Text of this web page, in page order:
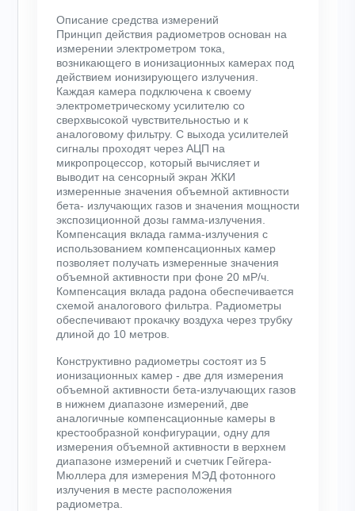
Описание средства измерений
Принцип действия радиометров основан на
измерении электрометром тока,
возникающего в ионизационных камерах под
действием ионизирующего излучения.
Каждая камера подключена к своему
электрометрическому усилителю со
сверхвысокой чувствительностью и к
аналоговому фильтру. С выхода усилителей
сигналы проходят через АЦП на
микропроцессор, который вычисляет и
выводит на сенсорный экран ЖКИ
измеренные значения объемной активности
бета- излучающих газов и значения мощности
экспозиционной дозы гамма-излучения.
Компенсация вклада гамма-излучения с
использованием компенсационных камер
позволяет получать измеренные значения
объемной активности при фоне 20 мР/ч.
Компенсация вклада радона обеспечивается
схемой аналогового фильтра. Радиометры
обеспечивают прокачку воздуха через трубку
длиной до 10 метров.
Конструктивно радиометры состоят из 5
ионизационных камер - две для измерения
объемной активности бета-излучающих газов
в нижнем диапазоне измерений, две
аналогичные компенсационные камеры в
крестообразной конфигурации, одну для
измерения объемной активности в верхнем
диапазоне измерений и счетчик Гейгера-
Мюллера для измерения МЭД фотонного
излучения в месте расположения
радиометра.